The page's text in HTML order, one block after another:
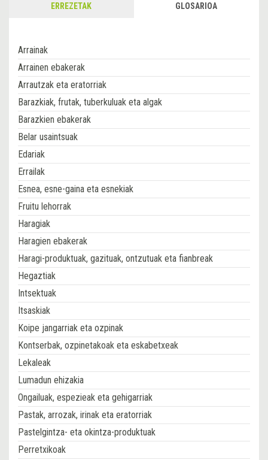
ERREZETAK GLOSARIOA
Arrainak
Arrainen ebakerak
Arrautzak eta eratorriak
Barazkiak, frutak, tuberkuluak eta algak
Barazkien ebakerak
Belar usaintsuak
Edariak
Errailak
Esnea, esne-gaina eta esnekiak
Fruitu lehorrak
Haragiak
Haragien ebakerak
Haragi-produktuak, gazituak, ontzutuak eta fianbreak
Hegaztiak
Intsektuak
Itsaskiak
Koipe jangarriak eta ozpinak
Kontserbak, ozpinetakoak eta eskabetxeak
Lekaleak
Lumadun ehizakia
Ongailuak, espezieak eta gehigarriak
Pastak, arrozak, irinak eta eratorriak
Pastelgintza- eta okintza-produktuak
Perretxikoak